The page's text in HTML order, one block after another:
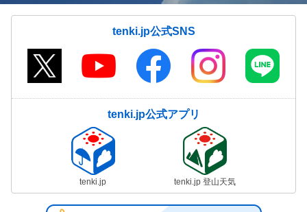
tenki.jp公式SNS
tenki.jp公式アプリ
tenki.jp tenki.jp 登山天気